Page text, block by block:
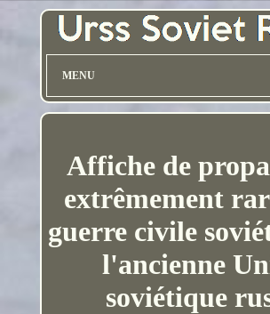
MENU
Affiche de
extrêmement
guerre civile
l'ancienne
soviétique